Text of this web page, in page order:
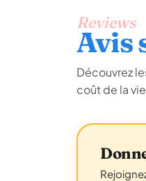
Reviews
Avis
Découvrez
coût de la